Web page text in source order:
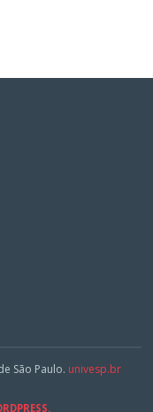
São Paulo. univesp.br